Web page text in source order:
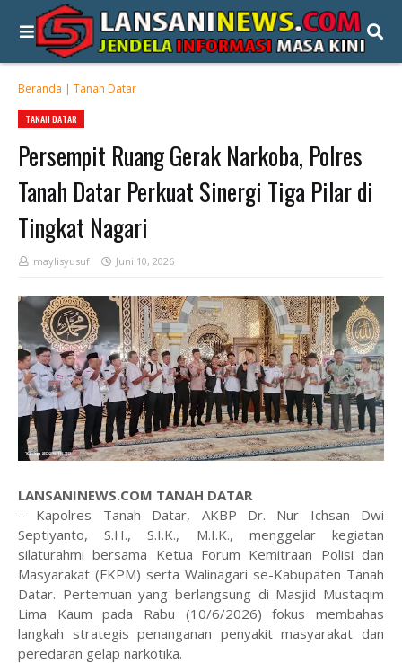
Beranda | Tanah Datar
TANAH DATAR
Persempit Ruang Gerak Narkoba, Polres
Tanah Datar Perkuat Sinergi Tiga Pilar di
Tingkat Nagari
maylisyusuf Juni 10, 2026
LANSANINEWS.COM TANAH DATAR
– Kapolres Tanah Datar, AKBP Dr. Nur Ichsan Dwi
Septiyanto, S.H., S.I.K., M.I.K., menggelar kegiatan
silaturahmi bersama Ketua Forum Kemitraan Polisi dan
Masyarakat (FKPM) serta Walinagari se-Kabupaten Tanah
Datar. Pertemuan yang berlangsung di Masjid Mustaqim
Lima Kaum pada Rabu (10/6/2026) fokus membahas
langkah strategis penanganan penyakit masyarakat dan
peredaran gelap narkotika.